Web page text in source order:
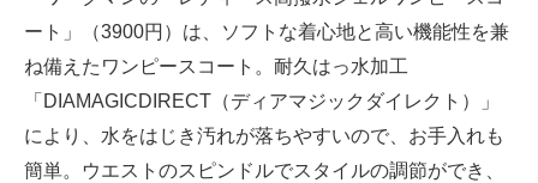
ート」（3900円）は、ソフトな着心地と高い機能性を兼
ね備えたワンピースコート。耐久はっ水加工
「DIAMAGICDIRECT（ディアマジックダイレクト）」
により、水をはじき汚れが落ちやすいので、お手入れも
簡単。ウエストのスピンドルでスタイルの調節ができ、